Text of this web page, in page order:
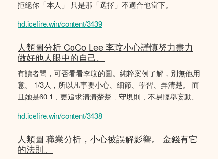
拒絕你「本人」 只是那「選擇」不適合他當下。
hd.icefire.win/content/3439
人類圖分析 CoCo Lee 李玟小心謹慎努力盡力
做好他人眼中的自己。
有讀者問，可否看看李玟的圖。純粹案例了解，別無他用
意。 1/3人，所以凡事要小心、細節、學習、弄清楚。 而
且她是60.1，更追求清清楚楚，守規則，不易輕舉妄動。
hd.icefire.win/content/3438
人類圖 職業分析，小心被誤解影響。 金錢有它
的法則。